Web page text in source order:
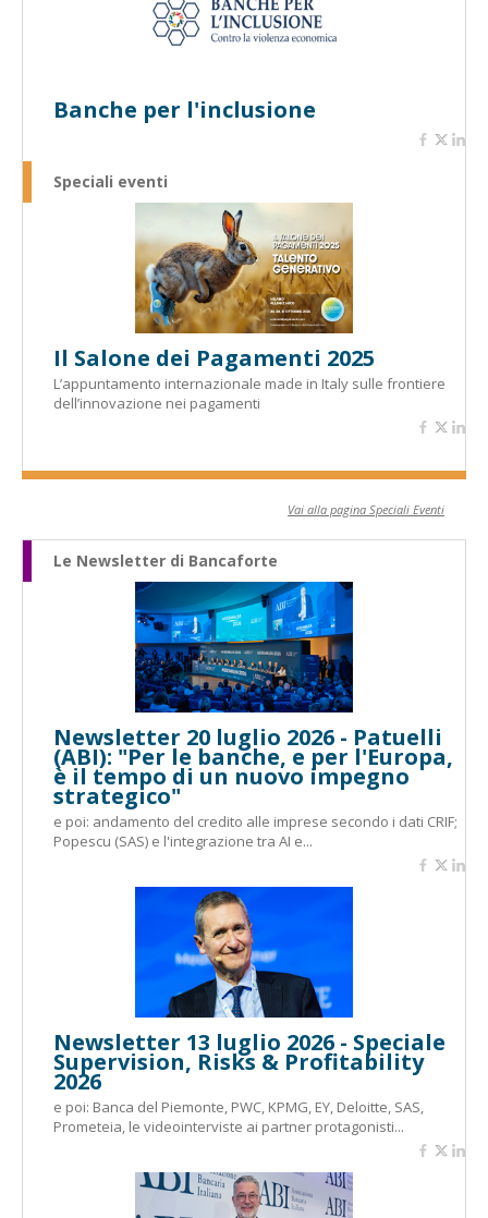
Banche per l'inclusione
Speciali eventi
Il Salone dei Pagamenti 2025
L’appuntamento internazionale made in Italy sulle frontiere
dell’innovazione nei pagamenti
Vai alla pagina Speciali Eventi
Le Newsletter di Bancaforte
Newsletter 20 luglio 2026 - Patuelli
(ABI): "Per le banche, e per l'Europa,
è il tempo di un nuovo impegno
strategico"
e poi: andamento del credito alle imprese secondo i dati CRIF;
Popescu (SAS) e l'integrazione tra AI e...
Newsletter 13 luglio 2026 - Speciale
Supervision, Risks & Profitability
2026
e poi: Banca del Piemonte, PWC, KPMG, EY, Deloitte, SAS,
Prometeia, le videointerviste ai partner protagonisti...